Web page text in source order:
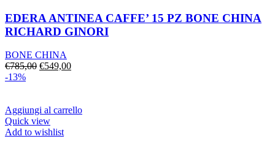
EDERA ANTINEA CAFFE’ 15 PZ BONE CHINA
RICHARD GINORI
BONE CHINA
€785,00 Il
€785,00.
€549,00Il
€549,00.
-13%
Aggiungi al carrello
Quick view
Add to wishlist